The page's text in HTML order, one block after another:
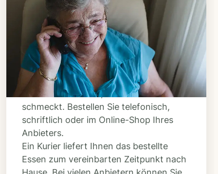
Schritt 3
Bestellen & liefern
lassen
Suchen Sie sich aus dem Speiseplan
Ihres Anbieters aus, was Ihnen
schmeckt. Bestellen Sie telefonisch,
schriftlich oder im Online-Shop Ihres
Anbieters.
Ein Kurier liefert Ihnen das bestellte
Essen zum vereinbarten Zeitpunkt nach